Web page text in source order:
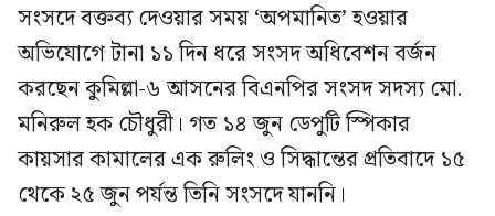
সংসদে বক্তব্য দেওয়ার সময় ‘অপমানিত’ হওয়ার
অভিযোগে টানা ১১ দিন ধরে সংসদ অধিবেশন বর্জন
করছেন কুমিল্লা-৬ আসনের বিএনপির সংসদ সদস্য মো.
মনিরুল হক চৌধুরী। গত ১৪ জুন ডেপুটি স্পিকার
কায়সার কামালের এক রুলিং ও সিদ্ধান্তের প্রতিবাদে ১৫
থেকে ২৫ জুন পর্যন্ত তিনি সংসদে যাননি।